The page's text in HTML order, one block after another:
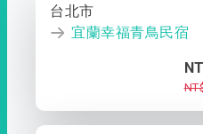
台北市
宜蘭幸福青鳥民宿